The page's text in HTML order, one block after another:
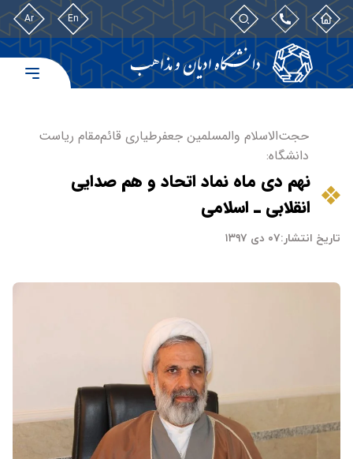
En
Ar
حجت‌الاسلام والمسلمین جعفرطیاری قائم‌مقام ریاست
دانشگاه:
نهم دی ماه نماد اتحاد و هم صدایی
انقلابی ـ اسلامی
تاریخ انتشار:۰۷ دی ۱۳۹۷